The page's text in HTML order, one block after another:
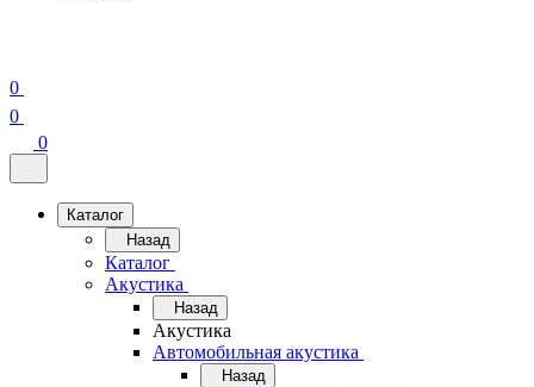
0
0
0
Каталог
Назад
Каталог
Акустика
Назад
Акустика
Автомобильная акустика
Назад